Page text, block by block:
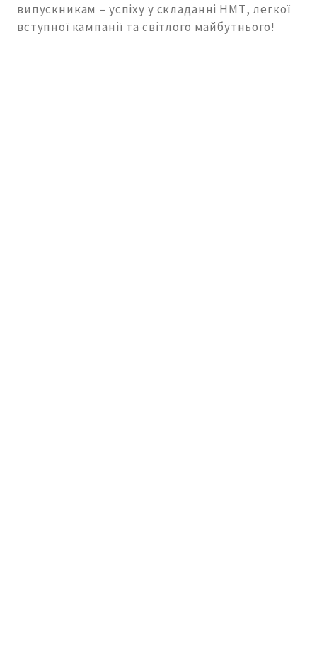
випускникам – успіху у складанні НМТ, легкої
вступної кампанії та світлого майбутнього!